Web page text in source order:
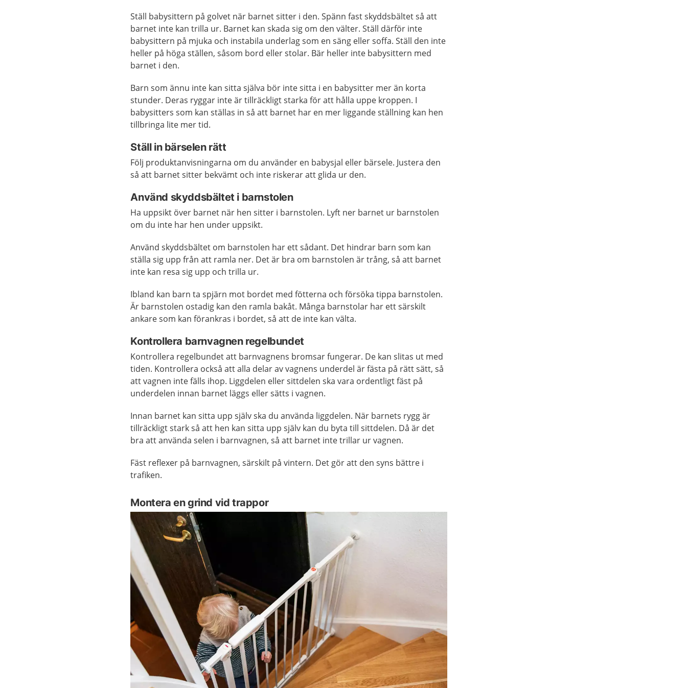
Ställ babysittern på golvet när barnet sitter i den. Spänn fast skyddsbältet så att
barnet inte kan trilla ur. Barnet kan skada sig om den välter. Ställ därför inte
babysittern på mjuka och instabila underlag som en säng eller soffa. Ställ den inte
heller på höga ställen, såsom bord eller stolar. Bär heller inte babysittern med
barnet i den.
Barn som ännu inte kan sitta själva bör inte sitta i en babysitter mer än korta
stunder. Deras ryggar inte är tillräckligt starka för att hålla uppe kroppen. I
babysitters som kan ställas in så att barnet har en mer liggande ställning kan hen
tillbringa lite mer tid.
Ställ in bärselen rätt
Följ produktanvisningarna om du använder en babysjal eller bärsele. Justera den
så att barnet sitter bekvämt och inte riskerar att glida ur den.
Använd skyddsbältet i barnstolen
Ha uppsikt över barnet när hen sitter i barnstolen. Lyft ner barnet ur barnstolen
om du inte har hen under uppsikt.
Använd skyddsbältet om barnstolen har ett sådant. Det hindrar barn som kan
ställa sig upp från att ramla ner. Det är bra om barnstolen är trång, så att barnet
inte kan resa sig upp och trilla ur.
Ibland kan barn ta spjärn mot bordet med fötterna och försöka tippa barnstolen.
Är barnstolen ostadig kan den ramla bakåt. Många barnstolar har ett särskilt
ankare som kan förankras i bordet, så att de inte kan välta.
Kontrollera barnvagnen regelbundet
Kontrollera regelbundet att barnvagnens bromsar fungerar. De kan slitas ut med
tiden. Kontrollera också att alla delar av vagnens underdel är fästa på rätt sätt, så
att vagnen inte fälls ihop. Liggdelen eller sittdelen ska vara ordentligt fäst på
underdelen innan barnet läggs eller sätts i vagnen.
Innan barnet kan sitta upp själv ska du använda liggdelen. När barnets rygg är
tillräckligt stark så att hen kan sitta upp själv kan du byta till sittdelen. Då är det
bra att använda selen i barnvagnen, så att barnet inte trillar ur vagnen.
Fäst reflexer på barnvagnen, särskilt på vintern. Det gör att den syns bättre i
trafiken.
Montera en grind vid trappor